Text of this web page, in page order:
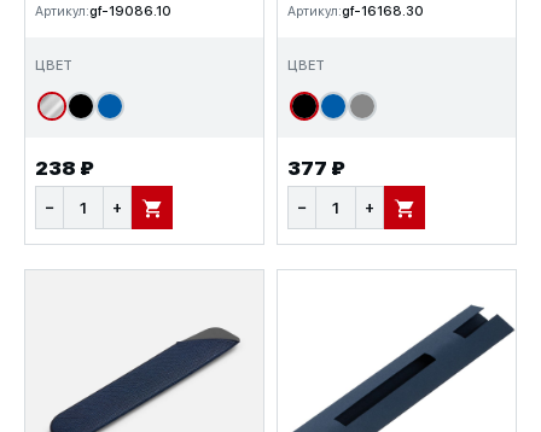
Артикул:gf-19086.10
ЦВЕТ
238 ₽
− + В КОРЗИНУ
Артикул:gf-16168.30
ЦВЕТ
377 ₽
− + В КОРЗИНУ